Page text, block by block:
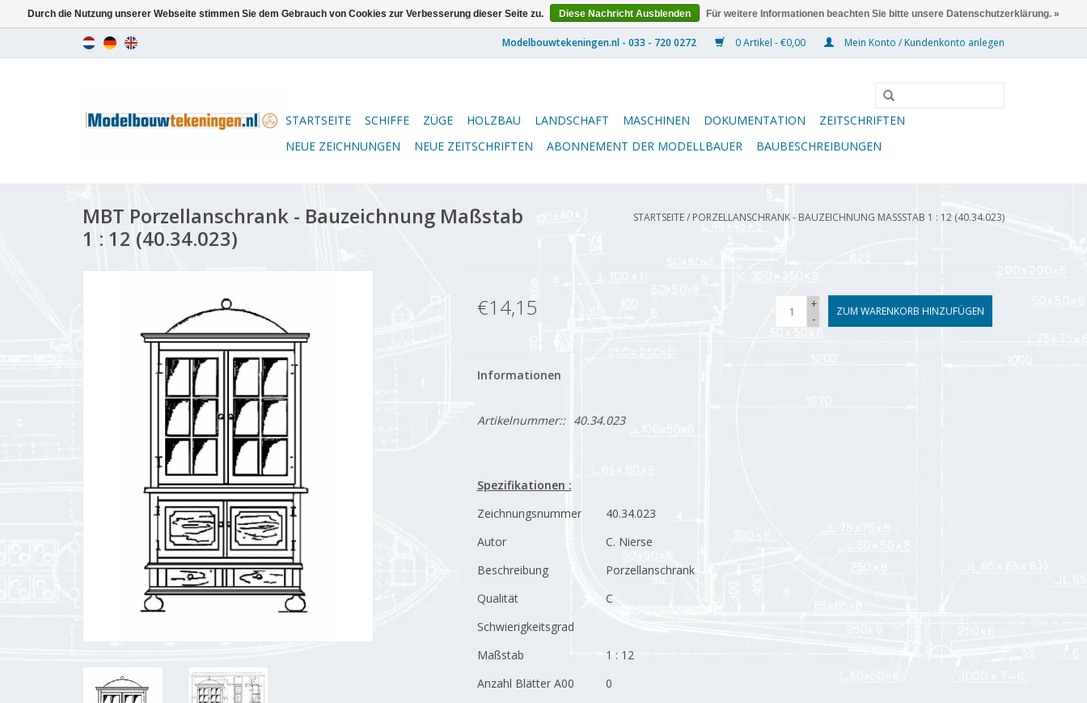
0 Artikel - €0,00 Mein Konto / Kundenkonto anlegen
STARTSEITE SCHIFFE ZÜGE HOLZBAU LANDSCHAFT MASCHINEN DOKUMENTATION
ZEITSCHRIFTEN
NEUE ZEICHNUNGEN
NEUE ZEITSCHRIFTEN ABONNEMENT DER MODELLBAUER BAUBESCHREIBUNGEN
MBT Porzellanschrank - Bauzeichnung Maßstab
1 : 12 (40.34.023)
STARTSEITE/ PORZELLANSCHRANK - BAUZEICHNUNG MASSSTAB 1 : 12 (40.34.023)
€14,15
+
-
ZUM WARENKORB HINZUFÜGEN
Informationen
Artikelnummer:: 40.34.023
Spezifikationen :
Zeichnungsnummer
40.34.023
Autor
C. Nierse
Beschreibung
Porzellanschrank
Qualität
C
Schwierigkeitsgrad
Maßstab
1 : 12
Anzahl Blätter A00
0
Durch die Nutzung unserer Webseite stimmen Sie dem Gebrauch von Cookies zur Verbesserung dieser Seite zu. Diese Nachricht Ausblenden Für weitere Informationen beachten Sie bitte unsere Datenschutzerklärung. »